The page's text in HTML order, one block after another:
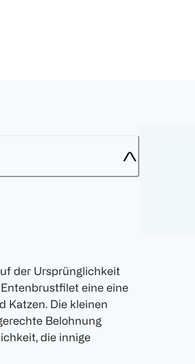
der Ursprünglichkeit
eine eine
Katzen. Die kleinen
Belohnung
die innige